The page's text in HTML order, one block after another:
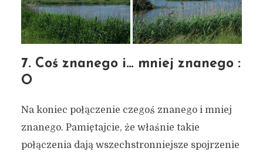
7. Coś znanego i… mniej znanego :
O
Na koniec połączenie czegoś znanego i mniej
znanego. Pamiętajcie, że właśnie takie
połączenia dają wszechstronniejsze spojrzenie